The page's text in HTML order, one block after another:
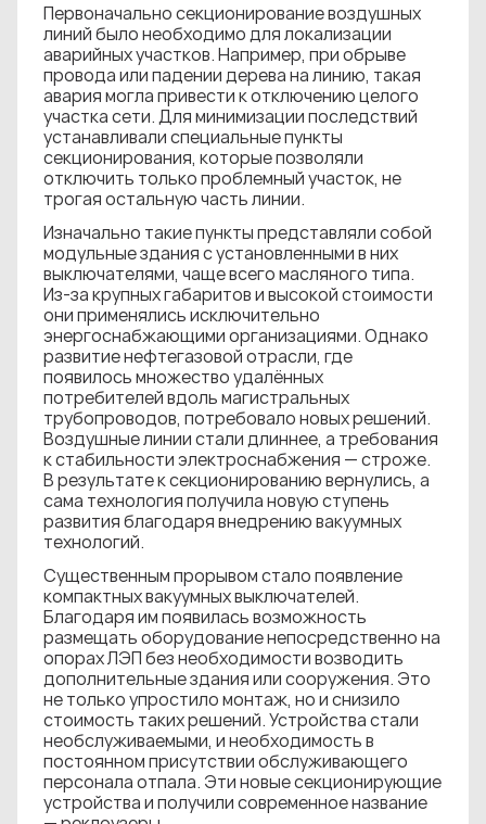
Первоначально секционирование воздушных
линий было необходимо для локализации
аварийных участков. Например, при обрыве
провода или падении дерева на линию, такая
авария могла привести к отключению целого
участка сети. Для минимизации последствий
устанавливали специальные пункты
секционирования, которые позволяли
отключить только проблемный участок, не
трогая остальную часть линии.
Изначально такие пункты представляли собой
модульные здания с установленными в них
выключателями, чаще всего масляного типа.
Из-за крупных габаритов и высокой стоимости
они применялись исключительно
энергоснабжающими организациями. Однако
развитие нефтегазовой отрасли, где
появилось множество удалённых
потребителей вдоль магистральных
трубопроводов, потребовало новых решений.
Воздушные линии стали длиннее, а требования
к стабильности электроснабжения — строже.
В результате к секционированию вернулись, а
сама технология получила новую ступень
развития благодаря внедрению вакуумных
технологий.
Существенным прорывом стало появление
компактных вакуумных выключателей.
Благодаря им появилась возможность
размещать оборудование непосредственно на
опорах ЛЭП без необходимости возводить
дополнительные здания или сооружения. Это
не только упростило монтаж, но и снизило
стоимость таких решений. Устройства стали
необслуживаемыми, и необходимость в
постоянном присутствии обслуживающего
персонала отпала. Эти новые секционирующие
устройства и получили современное название